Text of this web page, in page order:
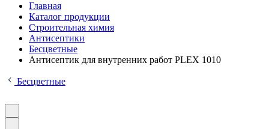
Главная
Каталог продукции
Строительная химия
Антисептики
Бесцветные
Антисептик для внутренних работ PLEX 1010
Бесцветные